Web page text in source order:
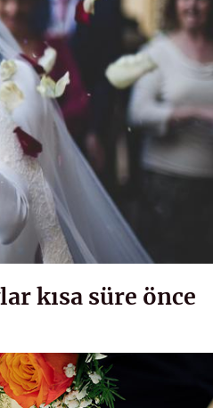
kısa süre önce